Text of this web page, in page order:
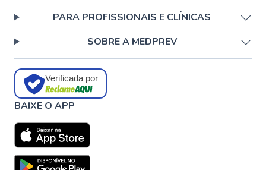
PARA PROFISSIONAIS E CLÍNICAS
SOBRE A MEDPREV
Verificada por
BAIXE O APP